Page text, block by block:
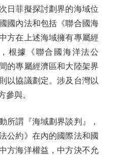
日菲擬探討劃界的海域位
國內法和包括《聯合國海
方在上述海域擁有專屬經
根據《聯合國海洋法公
的專屬經濟區和大陸架界
以協議劃定。涉及台灣以
參與。
謂『海域劃界談判』，
公約》在內的國際法和國
方海洋權益，中方決不允